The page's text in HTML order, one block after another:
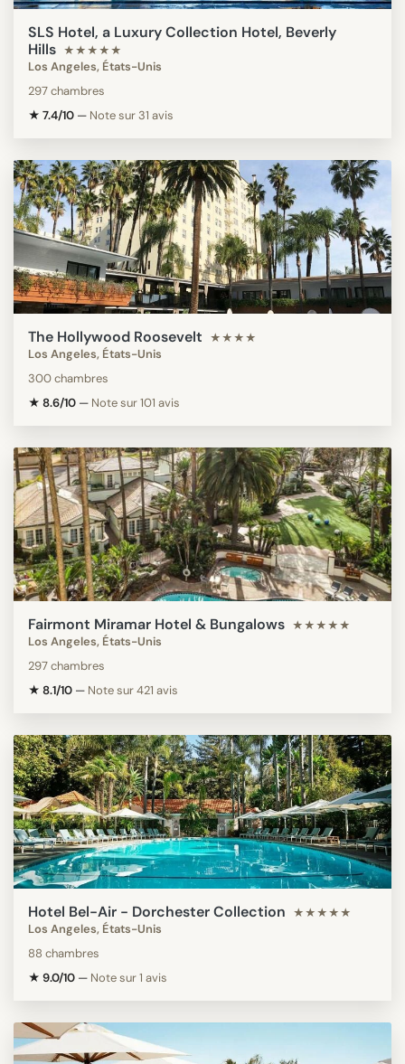
SLS Hotel, a Luxury Collection Hotel, Beverly
Hills ★★★★★
Los Angeles, États-Unis
297 chambres
★ 7.4/10 — Note sur 31 avis
The Hollywood Roosevelt ★★★★
Los Angeles, États-Unis
300 chambres
★ 8.6/10 — Note sur 101 avis
Fairmont Miramar Hotel & Bungalows ★★★★★
Los Angeles, États-Unis
297 chambres
★ 8.1/10 — Note sur 421 avis
Hotel Bel-Air - Dorchester Collection ★★★★★
Los Angeles, États-Unis
88 chambres
★ 9.0/10 — Note sur 1 avis